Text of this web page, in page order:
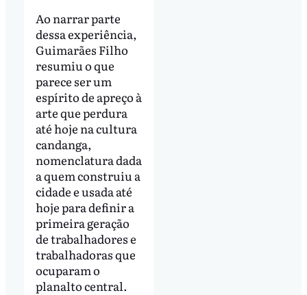
Ao narrar parte
dessa experiência,
Guimarães Filho
resumiu o que
parece ser um
espírito de apreço à
arte que perdura
até hoje na cultura
candanga,
nomenclatura dada
a quem construiu a
cidade e usada até
hoje para definir a
primeira geração
de trabalhadores e
trabalhadoras que
ocuparam o
planalto central.